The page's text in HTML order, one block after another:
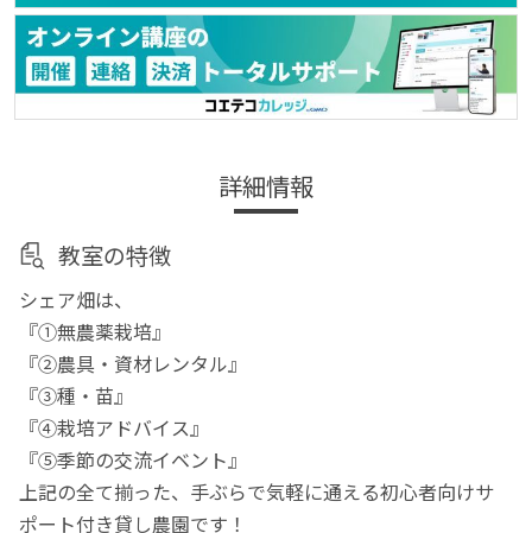
詳細情報
教室の特徴
シェア畑は、
『①無農薬栽培』
『②農具・資材レンタル』
『③種・苗』
『④栽培アドバイス』
『⑤季節の交流イベント』
上記の全て揃った、手ぶらで気軽に通える初心者向けサ
ポート付き貸し農園です！